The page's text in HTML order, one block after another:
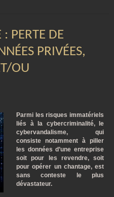
PERTE DE
PRIVÉES,
OU
Parmi les risques immatériels
liés à la cybercriminalité, le
cybervandalisme, qui
consiste notamment à piller
les données d’une entreprise
soit pour les revendre, soit
pour opérer un chantage, est
sans conteste le plus
dévastateur.